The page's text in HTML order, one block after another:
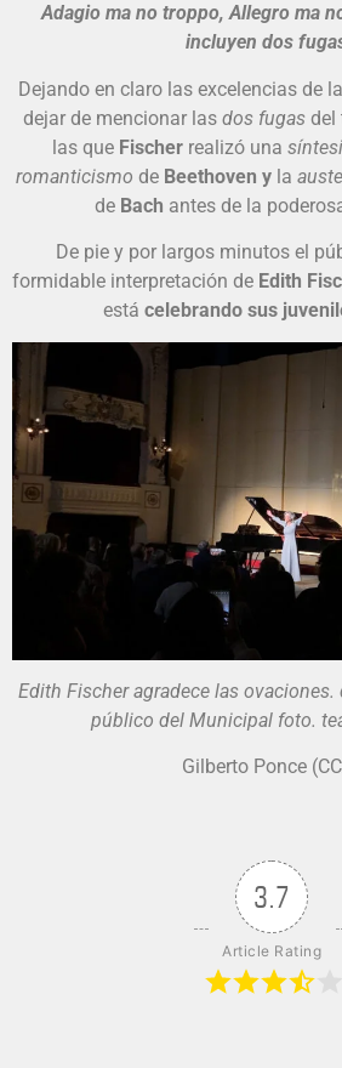
Adagio ma no troppo, Allegro ma
incluyen dos
Dejando en claro las excelencias de
dejar de mencionar las dos fugas del
las que Fischerrealizó una
romanticismo de Beethoven y la
de Bach antes de la
De pie y por largos minutos el
formidable interpretación de Edith
está celebrando sus
Edith Fischer agradece las
público del Municipal foto.
Gilberto Ponce
3.7
Article Rating